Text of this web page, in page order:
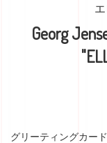
Georg
グリーティングカード